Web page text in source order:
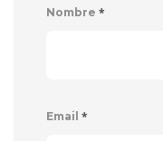
Nombre *
Email *